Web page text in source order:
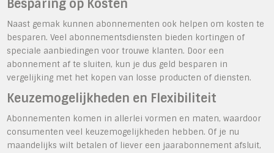
Besparing op Kosten
Naast gemak kunnen abonnementen ook helpen om kosten te
besparen. Veel abonnementsdiensten bieden kortingen of
speciale aanbiedingen voor trouwe klanten. Door een
abonnement af te sluiten, kun je dus geld besparen in
vergelijking met het kopen van losse producten of diensten.
Keuzemogelijkheden en Flexibiliteit
Abonnementen komen in allerlei vormen en maten, waardoor
consumenten veel keuzemogelijkheden hebben. Of je nu
maandelijks wilt betalen of liever een jaarabonnement afsluit,